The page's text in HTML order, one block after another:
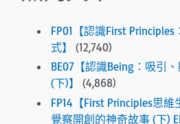
FP01【認識First
式】
(12,740)
BE07【認識Being：吸引
(下)】
(4,868)
FP14【First Principles思
覺察開創的神奇故事 (下)